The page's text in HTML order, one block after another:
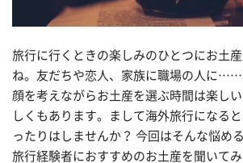
旅行に行くときの楽しみのひとつにお土
ね。友だちや恋人、家族に職場の人に
顔を考えながらお土産を選ぶ時間は楽し
しくもあります。まして海外旅行になる
ったりはしませんか？ 今回はそんな悩め
旅行経験者におすすめのお土産を聞いてみ